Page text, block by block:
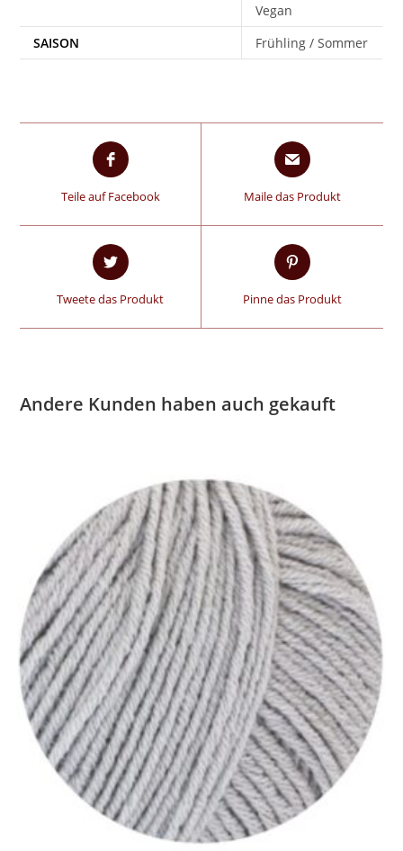
Vegan
SAISON
Frühling / Sommer
Teile auf Facebook Maile das Produkt
Tweete das Produkt Pinne das Produkt
Andere Kunden haben auch gekauft